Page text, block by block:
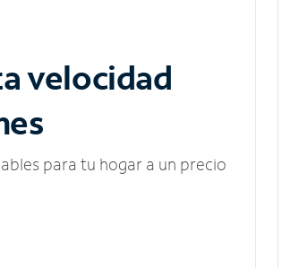
velocidad
para tu hogar a un precio